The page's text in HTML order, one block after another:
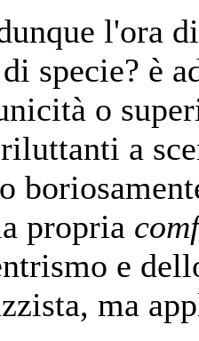
l'ora
specie? è
o
a
propria
e
ma